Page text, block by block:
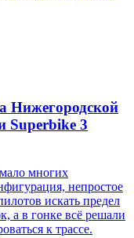
Нижегородской
Superbike 3
многих
непростое
искать предел
а в гонке всё решали
к трассе.